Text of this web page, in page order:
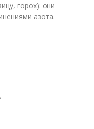
горох): они
азота.